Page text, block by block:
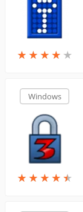
★ ★ ★ ★ ★
★ ★ ★ ★ ★
Windows
★ ★ ★ ★ ★
★ ★ ★ ★ ★